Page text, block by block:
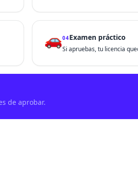
🚗04Examen práctico
Si apruebas, tu licencia
de aprobar.